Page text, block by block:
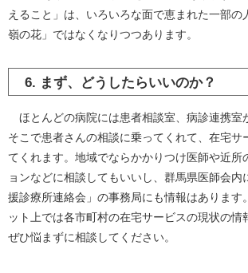
えること」は、いろいろな面で恵まれた一部の
嶺の花」ではなくなりつつあります。
6. まず、どうしたらいいのか？
ほとんどの病院には患者相談室、病診連携室
そこで患者さんの相談に乗ってくれて、在宅サ
てくれます。地域でならかかりつけ医師や近所
ョンなどに相談してもいいし、群馬県医師会内
援診療所連絡会」の事務局にも情報はあります
ット上では各市町村の在宅サービスの現状の情
ぜひ悩まずに相談してください。